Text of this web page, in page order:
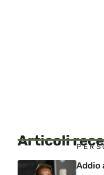
Articoli
Addio